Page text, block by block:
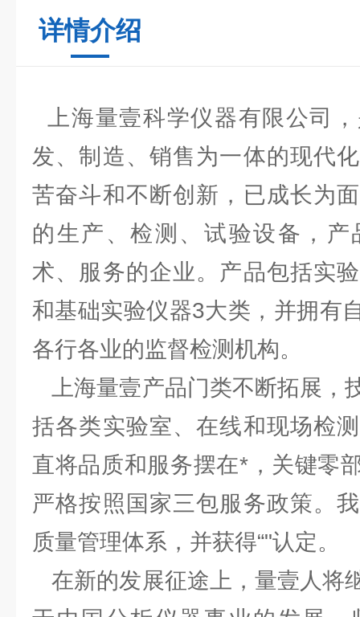
详情介绍
上海量壹科学仪器有限公司
发、制造、销售为一体的现代
苦奋斗和不断创新，已成长为
的生产、检测、试验设备，
术、服务的企业。产品包括实
和基础实验仪器3大类，并拥有
各行各业的监督检测机构。
上海量壹产品门类不断拓展，
括各类实验室、在线和现场检
直将品质和服务摆在*，关键零
严格按照国家三包服务政策。
质量管理体系，并获得“"认定。
在新的发展征途上，量壹人将